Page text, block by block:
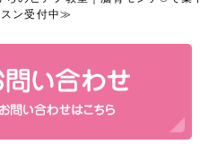
ン受付中≫